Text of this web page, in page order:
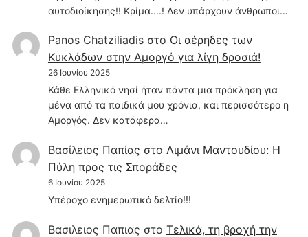
αυτοδιοίκησης!! Κρίμα....! Δεν υπάρχουν άνθρωποι…
Panos Chatziliadisστο Οι αέρηδες των
Κυκλάδων στην Αμοργό για λίγη δροσιά!
26 Ιουνίου 2025
Κάθε Ελληνικό νησί ήταν πάντα μια πρόκληση για
μένα από τα παιδικά μου χρόνια, και περισσότερο η
Αμοργός. Δεν κατάφερα…
Βασίλειος Παπίας στο Λιμάνι Μαντουδίου: Η
Πύλη προς τις Σποράδες
6 Ιουνίου 2025
Υπέροχο ενημερωτικό δελτίο!!!
Βασιλειος Παπιας στο Τελικά, τη βροχή την